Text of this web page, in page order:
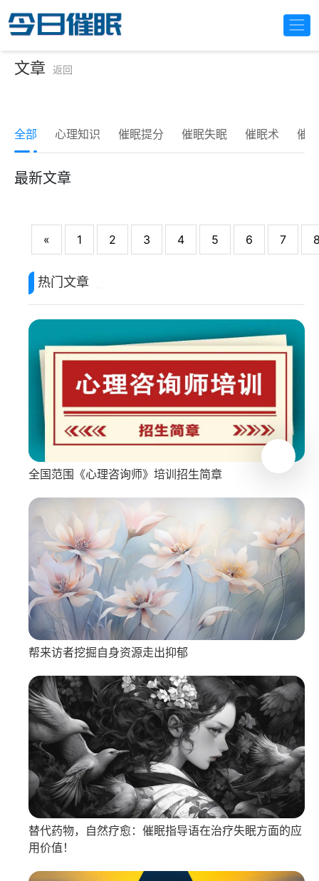
文章 返回
全部 心理知识 催眠提分 催眠失眠 催眠术 催
最新文章
« 1 2 3 4 5 6 7
热门文章
全国范围《心理咨询师》培训招生简章
帮来访者挖掘自身资源走出抑郁
替代药物，自然疗愈：催眠指导语在治疗失眠方面的应
用价值！